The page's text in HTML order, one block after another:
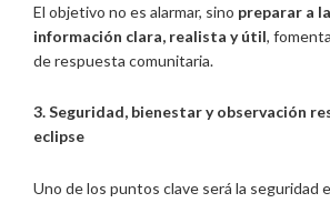
El objetivo no es alarmar, sino preparar a
información clara, realista y útil,
de respuesta comunitaria.
3. Seguridad, bienestar y observación
eclipse
Uno de los puntos clave será la seguridad